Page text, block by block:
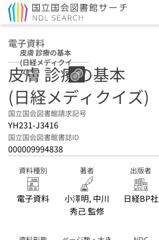
電子資料
皮膚 診療の基本
(日経メディクイ
ズ)
皮膚 診療の基本
(日経メディクイズ)
国立国会図書館請求記号
YH231-J3416
国立国会図書館書誌ID
000009994838
資料種別
電子資料
著者
小澤明, 中川
秀己 監修
出版者
日経BP社